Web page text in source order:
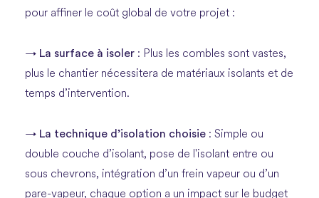
pour affiner le coût global de votre projet :
→ La surface à isoler : Plus les combles sont vastes,
plus le chantier nécessitera de matériaux isolants et de
temps d’intervention.
→ La technique d’isolation choisie : Simple ou
double couche d’isolant, pose de l'isolant entre ou
sous chevrons, intégration d’un frein vapeur ou d’un
pare-vapeur, chaque option a un impact sur le budget